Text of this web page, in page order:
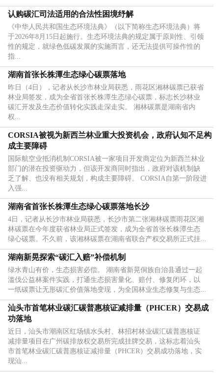
认购碳汇司法适用的合法性困境纾解
《中华人民共和国生态环境法典》（以下简称生态环境法典）将
于2026年8月15日起施行。生态环境法典的规定属于原则性、引领
性的规定，就绿色低碳发展的实施而言，还无法提供可操作性的
指...
湖南首张长株潭生态绿心碳票落地
昨日（4日），记者从长沙市林业局获悉，雨花区湘林碳票已获省
林业局签发，成为全省首张长株潭生态绿心碳票，标志长沙林业
碳汇开发及生态价值转化实践走深走实。 湘林碳票是湖南省内
权...
CORSIA被视为新西兰林业重大投资机会，政府认知不足构
成主要障碍
国际航空业抵消机制CORSIA被一家项目开发商定位为新西兰林业
部门的潜在投资驱动力，但该开发商同时指出，政府对该机制缺
乏了解、也没有相关规划，构成主要障碍。 CORSIA自第一阶段进
入强...
湖南省首张长株潭生态绿心碳票落地长沙
4日，记者从长沙市林业局获悉，长沙市第二张湘林碳票雨花区湘
林碳票在今年度获省林业局正式签发，成为全省首张长株潭生态
绿心碳票。不久前，该湘林碳票在湖南省联合产权交易所正式挂...
湖南新晃探索“碳汇入赔”补偿机制
绿水青山有价，生态损害必偿。 湖南省新晃侗族自治县通过一起
滥伐公益林案件实践，打通生态损害量化、赔付、修复闭环，以
一纸碳票让无形碳汇价值落地变现，为全国林业生态修复与生态...
汕头市首笔林业碳汇碳普惠核证减排量（PHCER）交易成
功落地
近日，汕头市潮南区红场镇水头村、林招村林业碳汇碳普惠核证
减排量项目在广州碳排放权交易所完成挂牌交易，这标志着汕头
市首笔林业碳汇碳普惠核证减排量（PHCER）交易成功落地，实
现汕...